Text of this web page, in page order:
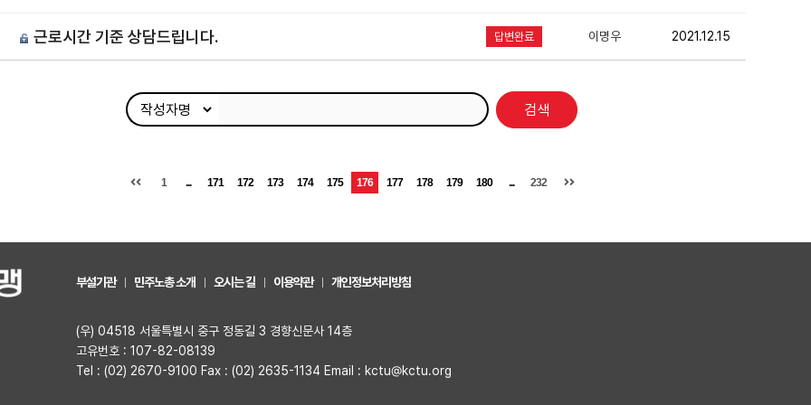
근로시간 기준 상담드립니다. 답변완료 이명우 2021.12.15
검색
1 ... 171 172 173 174 175 176 177 178 179 180 ... 232
부설기관 민주노총 소개 오시는 길 이용약관 개인정보처리방침
(우) 04518 서울특별시 중구 정동길 3 경향신문사 14층
고유번호 : 107-82-08139
Tel : (02) 2670-9100 Fax : (02) 2635-1134 Email : kctu@kctu.org